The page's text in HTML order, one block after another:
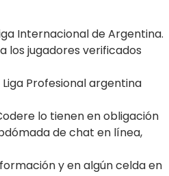
Internacional de Argentina.
los jugadores verificados
Profesional argentina
lo tienen en obligación
de chat en línea,
y en algún celda en